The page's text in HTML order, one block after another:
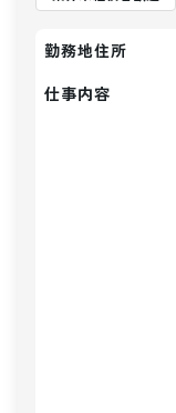
勤務地住所
仕事内容